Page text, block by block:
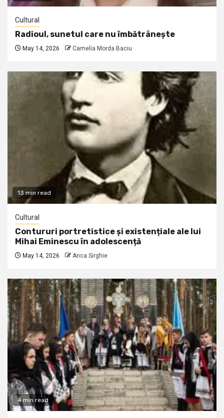
Cultural
Radioul, sunetul care nu îmbătrânește
May 14, 2026 Camelia Morda Baciu
13 min read
Cultural
Contururi portretistice și existențiale ale lui
Mihai Eminescu în adolescență
May 14, 2026 Anca Sirghie
4 min read